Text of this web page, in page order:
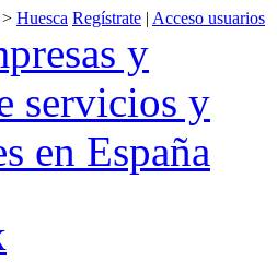
> Huesca Regístrate | Acceso usuarios